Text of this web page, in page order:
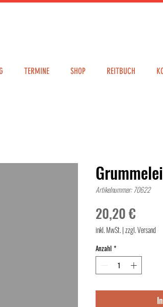
TERMINE SHOP REITBUCH
Artikelnummer: 70622
20,20 €
inkl. MwSt.|zzgl. Versand
Anzahl *